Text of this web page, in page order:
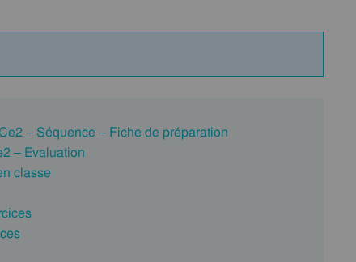
– Séquence – Fiche de préparation
– Evaluation
classe